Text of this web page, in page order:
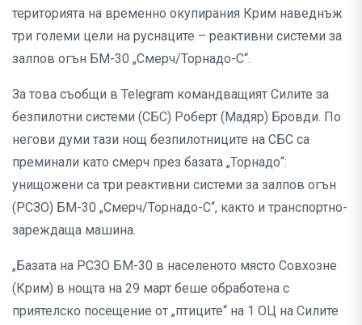
територията на временно окупирания Крим наведнъж
три големи цели на руснаците – реактивни системи за
залпов огън БМ-30 „Смерч/Торнадо-С“.
За това съобщи в Telegram командващият Силите за
безпилотни системи (СБС) Роберт (Мадяр) Бровди. По
негови думи тази нощ безпилотниците на СБС са
преминали като смерч през базата „Торнадо“:
унищожени са три реактивни системи за залпов огън
(РСЗО) БМ-30 „Смерч/Торнадо-С“, както и транспортно-
зареждаща машина.
„Базата на РСЗО БМ-30 в населеното място Совхозне
(Крим) в нощта на 29 март беше обработена с
приятелско посещение от „птиците“ на 1 ОЦ на Силите